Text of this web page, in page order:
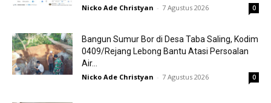
Nicko Ade Christyan - 7 Agustus 2026 0
Bangun Sumur Bor di Desa Taba Saling, Kodim
0409/Rejang Lebong Bantu Atasi Persoalan
Air...
Nicko Ade Christyan - 7 Agustus 2026 0